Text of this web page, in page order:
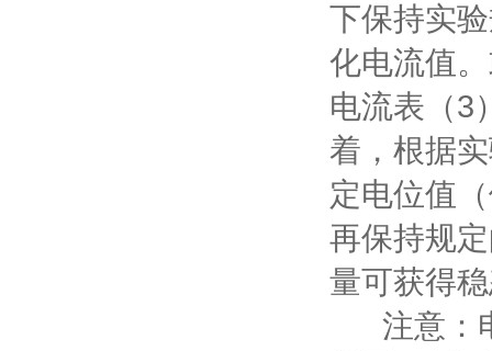
下保持实
化电流值
电流表（3
着，根据
定电位值
再保持规
量可获得
注意：电